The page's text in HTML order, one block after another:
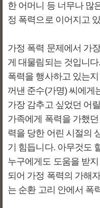
한 어머니 등 너무나 많
정 폭력으로 이어지고
가정 폭력 문제에서 가
게 대물림되는 것입니
폭력을 행사하고 있는
꺼낸 준수(가명) 씨에게
가장 감추고 싶었던 어
가족에게 폭력을 가했
력을 당한 어린 시절의
기 힘듭니다. 아무것도
누구에게도 도움을 받
되어 가정 폭력의 가해
는 순환 고리 안에서 폭